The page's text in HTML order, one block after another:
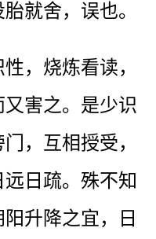
就舍，误也。
，烧炼看读，
害之。是少识
，互相授受，
日疏。殊不知
升降之宜，日